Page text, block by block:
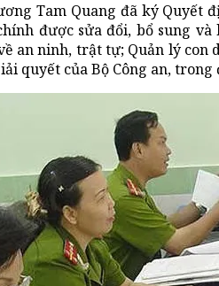
Tam Quang đã ký Quyết
được sửa đổi, bổ sung
an ninh, trật tự; Quản lý con
quyết của Bộ Công an,